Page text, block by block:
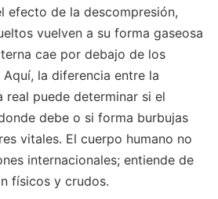
efecto de la descompresión,
vuelven a su forma gaseosa
cae por debajo de los
la diferencia entre la
real puede determinar si el
debe o si forma burbujas
vitales. El cuerpo humano no
internacionales; entiende de
físicos y crudos.